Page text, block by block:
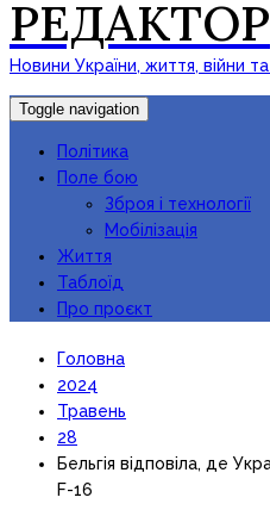
РЕДАКТОР
Новини України, життя, війни
Toggle navigation
Політика
Поле бою
Зброя і технології
Мобілізація
Життя
Таблоїд
Про проєкт
Головна
2024
Травень
28
Бельгія відповіла, де
F-16